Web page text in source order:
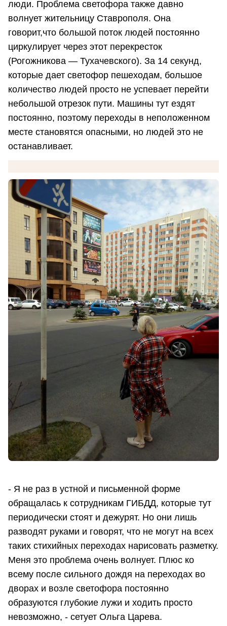
люди. Проблема светофора также давно
волнует жительницу Ставрополя. Она
говорит,что большой поток людей постоянно
циркулирует через этот перекресток
(Рогожникова — Тухачевского). За 14 секунд,
которые дает светофор пешеходам, большое
количество людей просто не успевает перейти
небольшой отрезок пути. Машины тут ездят
постоянно, поэтому переходы в неположенном
месте становятся опасными, но людей это не
останавливает.
- Я не раз в устной и письменной форме
обращалась к сотрудникам ГИБДД, которые тут
периодически стоят и дежурят. Но они лишь
разводят руками и говорят, что не могут на всех
таких стихийных переходах нарисовать разметку.
Меня это проблема очень волнует. Плюс ко
всему после сильного дождя на переходах во
дворах и возле светофора постоянно
образуются глубокие лужи и ходить просто
невозможно, - сетует Ольга Царева.